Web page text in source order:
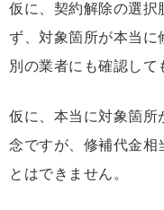
仮に、契約解除の選択
ず、対象箇所が本当に
別の業者にも確認して
仮に、本当に対象箇所
念ですが、修補代金相
とはできません。